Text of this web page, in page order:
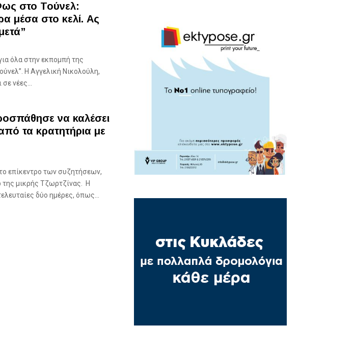
στο Τούνελ:
μέσα στο κελί. Ας
όλα στην εκπομπή της
Η Αγγελική Νικολούλη,
νέες...
να καλέσει
τα κρατητήρια με
επίκεντρο των συζητήσεων,
της μικρής Τζωρτζίνας. Η
δύο ημέρες, όπως...